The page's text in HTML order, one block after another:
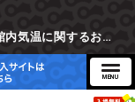
【重要】東京ミステリーサーカスの館内気温に関するお詫びとご参加辞退時の返金対応について